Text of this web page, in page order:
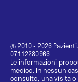
@ 2010 - 2026
07112280966
Le informazioni
medico. In nessun
consulto, una visita